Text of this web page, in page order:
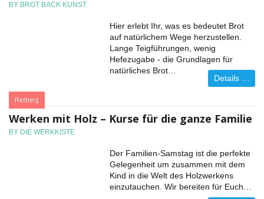
BY BROT BACK KUNST
Rietberg
Hier erlebt Ihr, was es bedeutet Brot
auf natürlichem Wege herzustellen.
Lange Teigführungen, wenig
Hefezugabe - die Grundlagen für
natürliches Brot…
Details …
Werken mit Holz – Kurse für die ganze Familie
BY DIE WERKKISTE
Der Familien-Samstag ist die perfekte
Gelegenheit um zusammen mit dem
Kind in die Welt des Holzwerkens
einzutauchen. Wir bereiten für Euch…